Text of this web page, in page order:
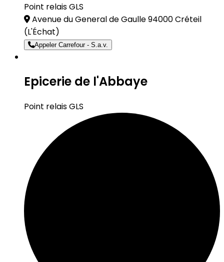
Point relais GLS
Avenue du General de Gaulle 94000 Créteil
(L'Échat)
Appeler Carrefour - S.a.v.
Epicerie de l'Abbaye
Point relais GLS